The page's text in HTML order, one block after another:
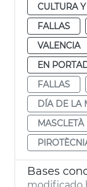
CULTURA
FALLAS
VALENCIA
EN
FALLAS
DÍA DE LA
Bases
modificado